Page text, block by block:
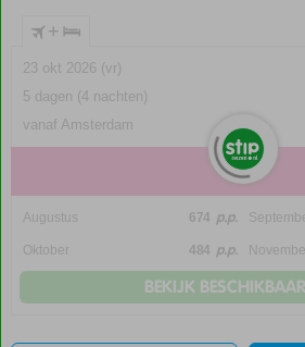
+
23 okt 2026 (vr)
5 dagen (4 nachten)
vanaf Amsterdam
Augustus 674 p.p.
Oktober 484 p.p.
BEKIJK